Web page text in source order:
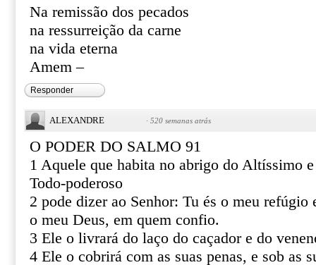
Na remissão dos pecados
na ressurreição da carne
na vida eterna
Amem –
Responder
ALEXANDRE · 520 semanas atrás
O PODER DO SALMO 91
1 Aquele que habita no abrigo do Altíssimo
Todo-poderoso
2 pode dizer ao Senhor: Tu és o meu refúgio
o meu Deus, em quem confio.
3 Ele o livrará do laço do caçador e do
4 Ele o cobrirá com as suas penas, e sob as